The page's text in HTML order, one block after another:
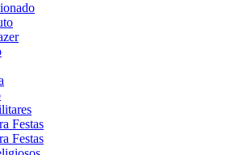
Festas
Festas